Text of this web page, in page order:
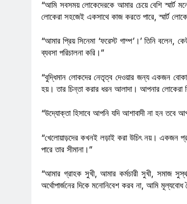
“আমি সবসময় লোকেদেরকে আমার চেয়ে বেশি স্মার্ট
লোকেরা সহজেই একসাথে কাজ করতে পারে, স্মার্ট
“আমার প্রিয় সিনেমা ‘ফরেস্ট গাম্প’।’ তিনি বলেন,
ব্যবসা পরিচালনা করি।”
“বুদ্ধিমান লোকদের নেতৃত্ব দেওয়ার জন্য একজন
হয়। তার চিন্তা করার ধরন আলাদা। আপনার লোকেরা
“উদ্যোক্তা হিসাবে আপনি যদি আশাবাদী না হন তবে
“খেলোয়াড়দের কখনই লড়াই করা উচিৎ নয়। একজন
পারে তার সীমানা।”
“আমার গ্রাহক সুখী, আমার কর্মচারী সুখী, সমাজ
অর্থোপার্জনের দিকে মনোনিবেশ করব না, আমি